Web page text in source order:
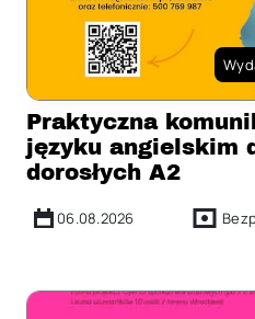
Praktyczna
języku angielskim
dorosłych A2
06.08.2026